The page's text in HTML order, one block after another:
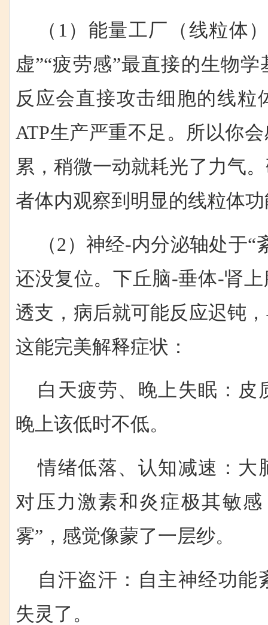
（1）能量工厂（线粒体
虚”“疲劳感”最直接的生物
反应会直接攻击细胞的线粒
ATP生产严重不足。所以你
累，稍微一动就耗光了力气
者体内观察到明显的线粒体
（2）神经-内分泌轴处于
还没复位。下丘脑-垂体-肾
透支，病后就可能反应迟钝
这能完美解释症状：
白天疲劳、晚上失眠：皮
晚上该低时不低。
情绪低落、认知减速：大
对压力激素和炎症极其敏
雾”，感觉像蒙了一层纱。
自汗盗汗：自主神经功能
失灵了。